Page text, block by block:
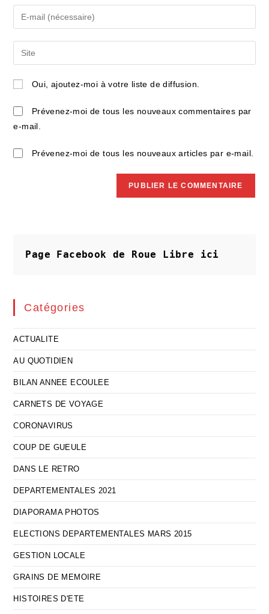
name
comment
your
email
address
comment
l’URL
de
site
(facultatif)
Oui, ajoutez-moi à votre liste de diffusion.
Prévenez-moi de tous les nouveaux commentaires par
e-mail.
Prévenez-moi de tous les nouveaux articles par e-mail.
Page Facebook de Roue Libre ici
Catégories
ACTUALITE
AU QUOTIDIEN
BILAN ANNEE ECOULEE
CARNETS DE VOYAGE
CORONAVIRUS
COUP DE GUEULE
DANS LE RETRO
DEPARTEMENTALES 2021
DIAPORAMA PHOTOS
ELECTIONS DEPARTEMENTALES MARS 2015
GESTION LOCALE
GRAINS DE MEMOIRE
HISTOIRES D'ETE